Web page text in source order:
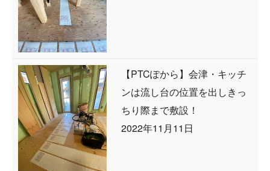
【PTCぽから】会津・キッチ
ンは流し台の位置を出しきっ
ちり際まで敷設！
2022年11月11日